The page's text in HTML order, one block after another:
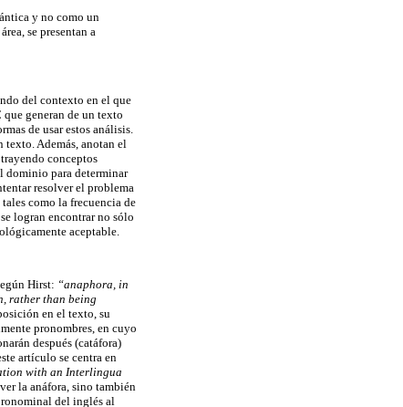
y no como un
se presentan a
del contexto en el que
generan de un texto
de usar estos análisis.
Además, anotan el
conceptos
dominio para determinar
resolver el problema
como la frecuencia de
logran encontrar no sólo
aceptable.
Hirst: “anaphora, in
rather than being
en el texto, su
pronombres, en cuyo
después (catáfora)
artículo se centra en
with an Interlingua
la anáfora, sino también
del inglés al